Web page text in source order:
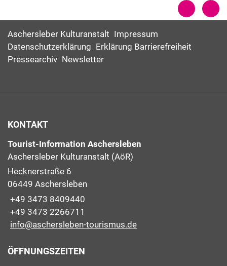
Aschersleber Kulturanstalt Impressum
Datenschutzerklärung Erklärung Barrierefreiheit
Pressearchiv Newsletter
KONTAKT
Tourist-Information Aschersleben
Aschersleber Kulturanstalt (AöR)
Hecknerstraße 6
06449 Aschersleben
+49 3473 8409440
+49 3473 2266711
info@aschersleben-tourismus.de
ÖFFNUNGSZEITEN